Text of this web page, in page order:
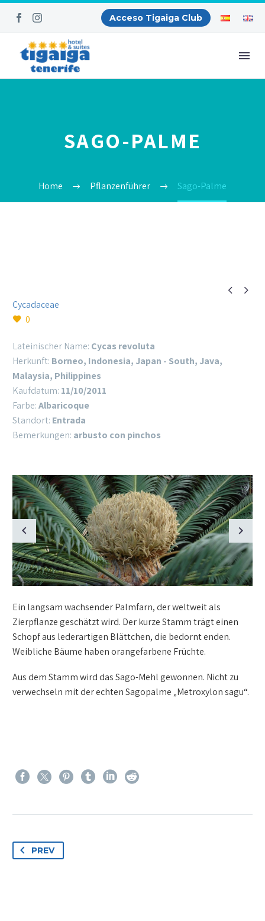
Acceso Tigaiga Club
SAGO-PALME
Home Pflanzenführer Sago-Palme
 
Cycadaceae
0
Lateinischer Name: Cycas revoluta
Herkunft: Borneo, Indonesia, Japan - South, Java,
Malaysia, Philippines
Kaufdatum: 11/10/2011
Farbe:Albaricoque
Standort: Entrada
Bemerkungen: arbusto con pinchos
Ein langsam wachsender Palmfarn, der weltweit als
Zierpflanze geschätzt wird. Der kurze Stamm trägt einen
Schopf aus lederartigen Blättchen, die bedornt enden.
Weibliche Bäume haben orangefarbene Früchte.
Aus dem Stamm wird das Sago-Mehl gewonnen. Nicht zu
verwechseln mit der echten Sagopalme „Metroxylon sagu“.
PREV